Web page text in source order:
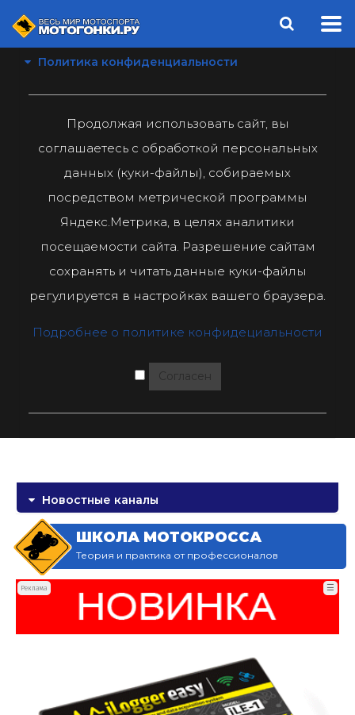
Политика конфиденциальности
Продолжая использовать сайт, вы
соглашаетесь с обработкой персональных
данных (куки-файлы), собираемых
посредством метрической программы
Яндекс.Метрика, в целях аналитики
посещаемости сайта. Разрешение сайтам
сохранять и читать данные куки-файлы
регулируется в настройках вашего браузера.
Подробнее о политике конфидециальности
Согласен
Новостные каналы
ШКОЛА МОТОКРОССА
Теория и практика от профессионалов
Реклама ☰